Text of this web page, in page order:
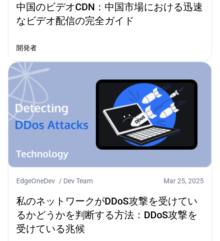
中国のビデオCDN：中国市場における迅速
なビデオ配信の完全ガイド
開発者
EdgeOneDev / Dev Team Mar 25, 2025
私のネットワークがDDoS攻撃を受けてい
るかどうかを判断する方法：DDoS攻撃を
受けている兆候